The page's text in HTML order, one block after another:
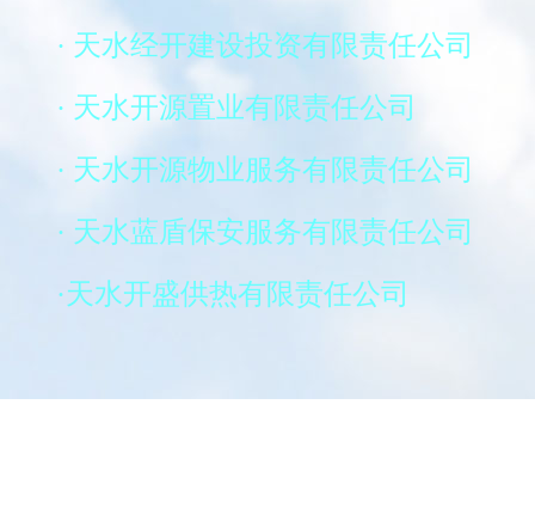
· 天水经开建设投资有限责任公司
· 天水开源置业有限责任公司
· 天水开源物业服务有限责任公司
· 天水蓝盾保安服务有限责任公司
·天水开盛供热有限责任公司